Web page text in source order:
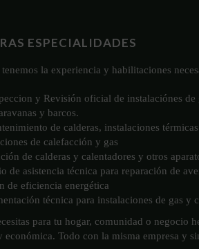
ESPECIALIDADES
tenemos la experiencia y habilitaciones
y Revisión oficial de instalaciónes de
y barcos.
de calderas, instalaciones
de calefacción y gas
de calderas y calentadores y otros
de asistencia técnica para reparación de
de eficiencia energética
técnica para instalaciones de gas y
para tu hogar, comunidad o negocio
económica. Todo con la misma empresa y